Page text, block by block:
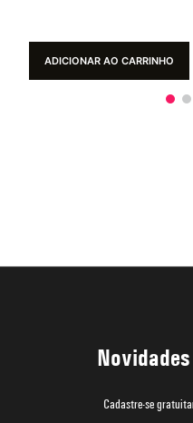
ADICIONAR AO CARRINHO
Cadastre-se